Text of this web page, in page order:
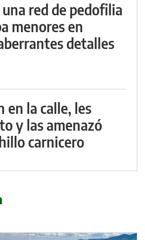
red de pedofilia
menores en
detalles
en la calle, les
y las amenazó
carnicero